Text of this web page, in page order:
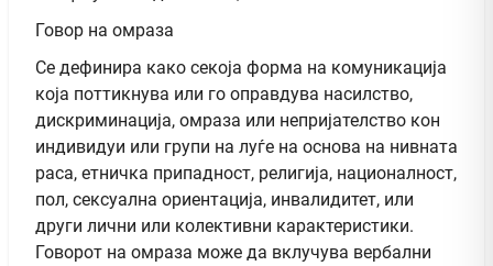
Говор на омраза
Се дефинира како секоја форма на комуникација
која поттикнува или го оправдува насилство,
дискриминација, омраза или непријателство кон
индивидуи или групи на луѓе на основа на нивната
раса, етничка припадност, религија, националност,
пол, сексуална ориентација, инвалидитет, или
други лични или колективни карактеристики.
Говорот на омраза може да вклучува вербални